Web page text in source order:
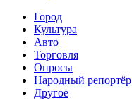
Город
Культура
Авто
Торговля
Опросы
Народный репортёр
Другое